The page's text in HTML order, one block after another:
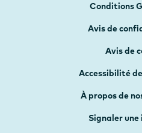
Conditions
Avis de
Avis de
Accessibilité
À propos de
Signaler